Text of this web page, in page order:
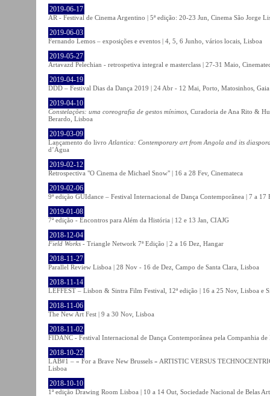
2019-06-17
AR - Festival de Cinema Argentino | 5ª edição: 20-23 Jun, Cinema São Jorge
2019-06-03
Fernando Lemos – exposições e eventos | 4, 5, 6 Junho, vários locais, Lisboa
2019-05-27
Artavazd Pelechian - retrospetiva integral e masterclass | 27-31 Maio,
2019-04-19
DDD – Festival Dias da Dança 2019 | 24 Abr - 12 Mai, Porto, Matosinhos, Gaia
2019-04-10
Constelações: uma coreografia de gestos mínimos , Curadoria de Ana Rito &
Berardo, Lisboa
2019-03-09
Lançamento do livro Atlantica: Contemporary art from Angola and its
d’Água
2019-02-12
Retrospectiva "O Cinema de Michael Snow" | 16 a 28 Fev, Cinemateca
2019-02-06
9ª edição GUIdance – Festival Internacional de Dança Contemporânea | 7 a 17
2019-01-08
7ª edição - Encontros para Além da História | 12 e 13 Jan, CIAJG
2018-12-04
Field Works - Triangle Network 7ª Edição | 2 a 16 Dez, Hangar
2018-11-27
Parallel Review Lisboa | 28 Nov - 16 de Dez, Campo de Santa Clara, Lisboa
2018-11-14
LEFFEST – Lisbon & Sintra Film Festival, 12ª edição | 16 a 25 Nov, Lisboa e
2018-11-06
The New Art Fest | 9 a 30 Nov, Lisboa
2018-11-02
FIDANC - Festival Internacional de Dança Contemporânea pela Companhia
2018-10-22
LAB#1 – « For a Brave New Brussels » ARTISTIC VERSUS
Lisboa
2018-10-10
1ª edição Drawing Room Lisboa | 10 a 14 Out, Sociedade Nacional de Belas